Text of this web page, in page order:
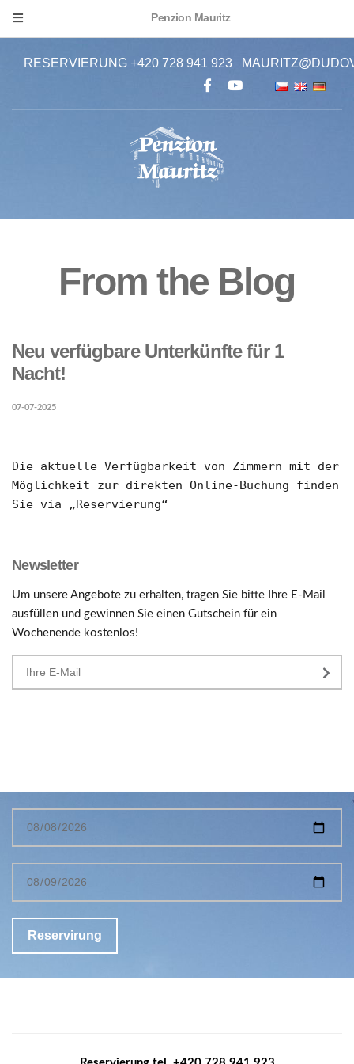
Penzion Mauritz
RESERVIERUNG +420 728 941 923
From the Blog
Neu verfügbare Unterkünfte für 1
Nacht!
07-07-2025
Die aktuelle Verfügbarkeit von Zimmern mit der
Möglichkeit zur direkten Online-Buchung finden
Sie via „Reservierung“
Newsletter
Um unsere Angebote zu erhalten, tragen Sie bitte Ihre E-Mail
ausfüllen und gewinnen Sie einen Gutschein für ein
Wochenende kostenlos!